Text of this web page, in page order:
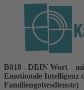
B018 - DEIN Wort –
Emotionale Intelligenz
Familiengottesdienste)